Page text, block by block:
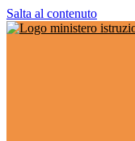
Salta al contenuto